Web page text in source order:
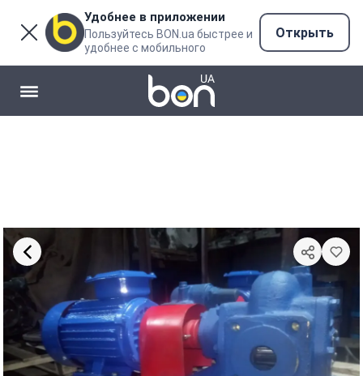
Удобнее в приложении
Пользуйтесь BON.ua быстрее и
удобнее с мобильного
Открыть